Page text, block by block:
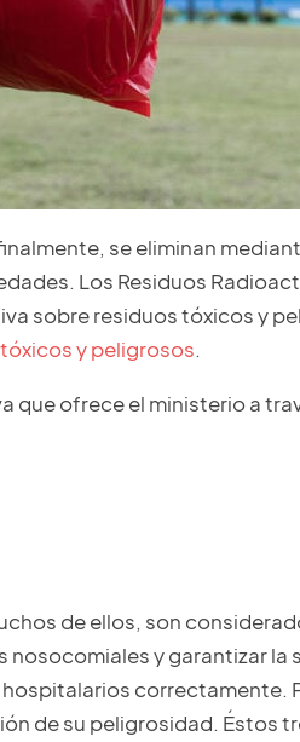
se eliminan
Los Residuos
sobre residuos tóxicos y
y peligrosos.
que ofrece el ministerio a
de ellos, son
y garantizar la
correctamente.
de su peligrosidad. Éstos